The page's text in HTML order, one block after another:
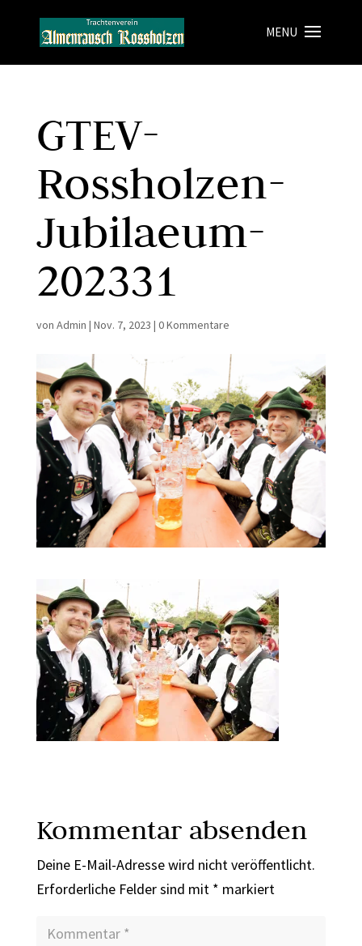
GTEV-
Rossholzen-
Jubilaeum-
202331
von Admin | Nov. 7, 2023 | 0 Kommentare
Kommentar absenden
Deine E-Mail-Adresse wird nicht veröffentlicht.
Erforderliche Felder sind mit * markiert